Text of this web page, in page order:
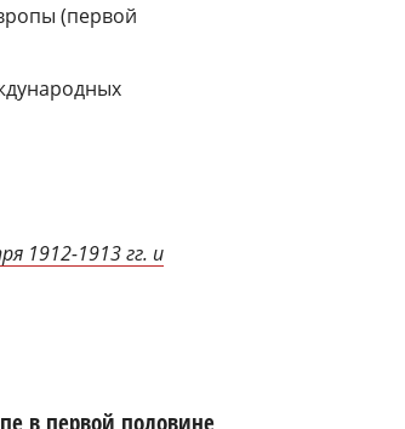
(первой
1912-1913 гг. и
в первой половине